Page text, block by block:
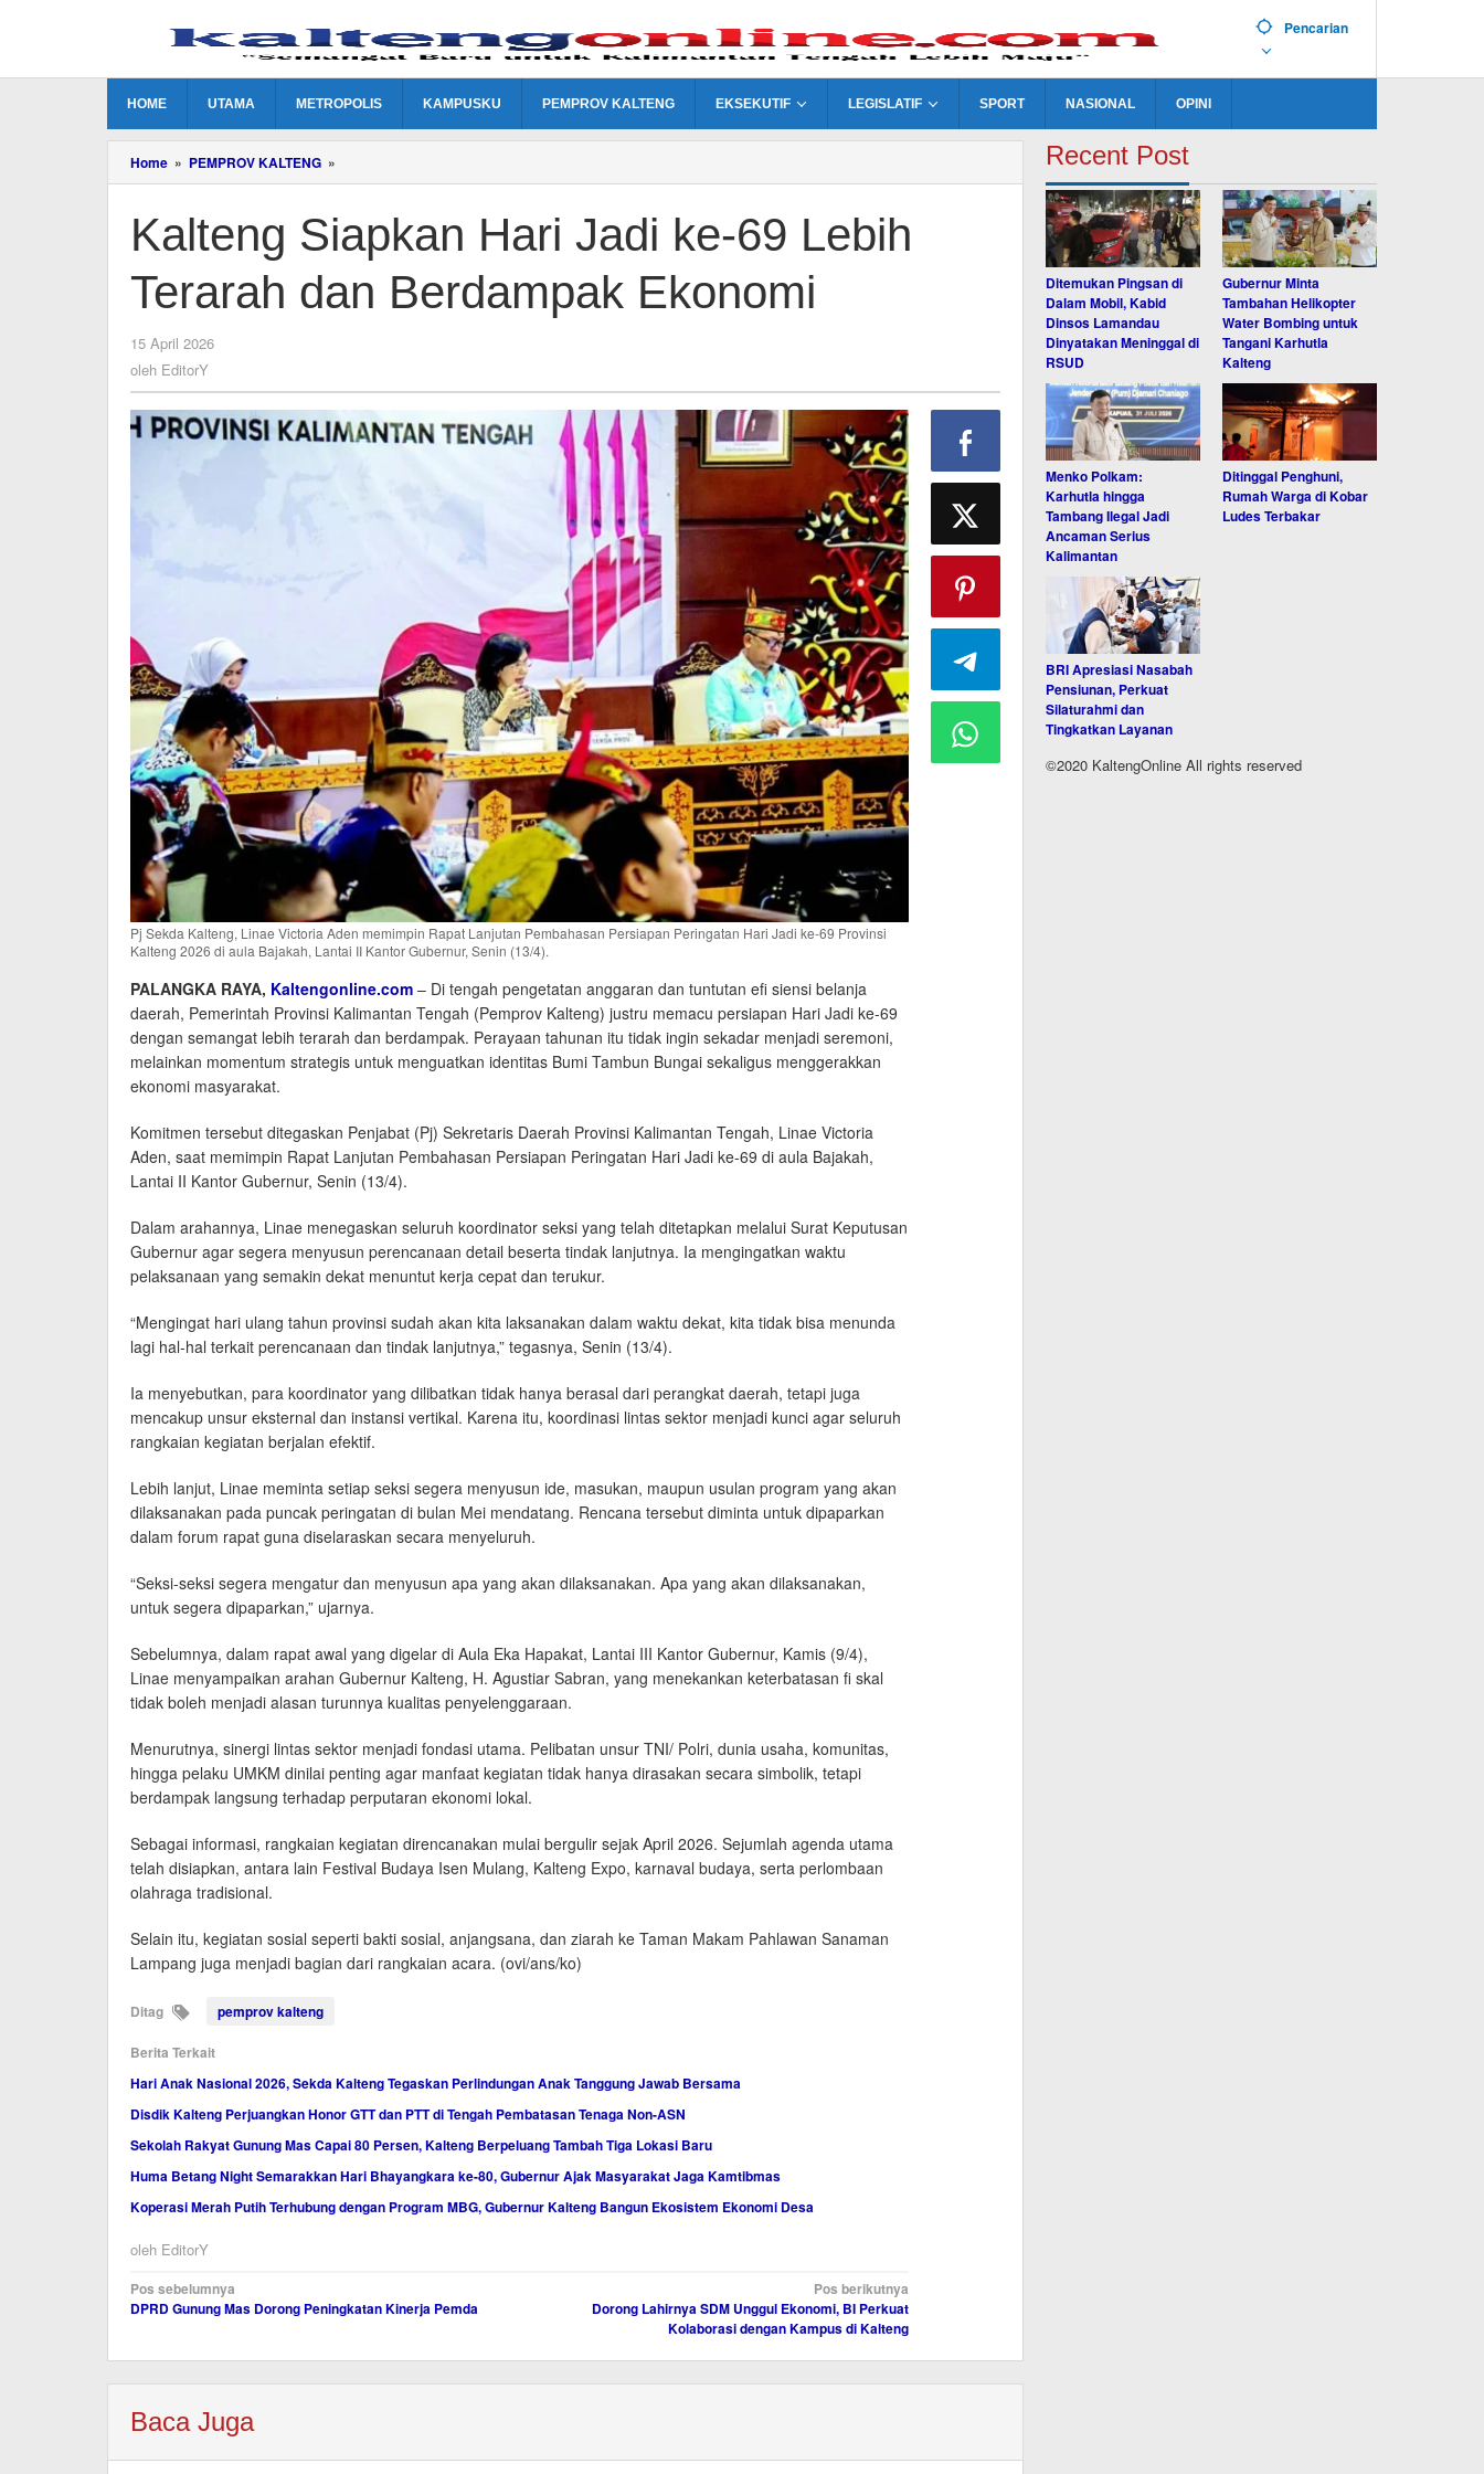
Pencarian
HOME UTAMA METROPOLIS KAMPUSKU PEMPROV KALTENG EKSEKUTIF LEGISLATIF SPORT NASIONAL OPINI
Home » PEMPROV KALTENG »
Siapkan
Jadi
ke-
Lebih
Terarah
Kalteng Siapkan Hari Jadi ke-69 Lebih
Terarah dan Berdampak Ekonomi
15 April 2026
oleh EditorY
Pj Sekda Kalteng, Linae Victoria Aden memimpin Rapat Lanjutan Pembahasan Persiapan Peringatan Hari Jadi ke-69 Provinsi
Kalteng 2026 di aula Bajakah, Lantai II Kantor Gubernur, Senin (13/4).
PALANGKA RAYA, Kaltengonline.com – Di tengah pengetatan anggaran dan tuntutan efi siensi belanja
daerah, Pemerintah Provinsi Kalimantan Tengah (Pemprov Kalteng) justru memacu persiapan Hari Jadi ke-69
dengan semangat lebih terarah dan berdampak. Perayaan tahunan itu tidak ingin sekadar menjadi seremoni,
melainkan momentum strategis untuk menguatkan identitas Bumi Tambun Bungai sekaligus menggerakkan
ekonomi masyarakat.
Komitmen tersebut ditegaskan Penjabat (Pj) Sekretaris Daerah Provinsi Kalimantan Tengah, Linae Victoria
Aden, saat memimpin Rapat Lanjutan Pembahasan Persiapan Peringatan Hari Jadi ke-69 di aula Bajakah,
Lantai II Kantor Gubernur, Senin (13/4).
Dalam arahannya, Linae menegaskan seluruh koordinator seksi yang telah ditetapkan melalui Surat Keputusan
Gubernur agar segera menyusun perencanaan detail beserta tindak lanjutnya. Ia mengingatkan waktu
pelaksanaan yang semakin dekat menuntut kerja cepat dan terukur.
“Mengingat hari ulang tahun provinsi sudah akan kita laksanakan dalam waktu dekat, kita tidak bisa menunda
lagi hal-hal terkait perencanaan dan tindak lanjutnya,” tegasnya, Senin (13/4).
Ia menyebutkan, para koordinator yang dilibatkan tidak hanya berasal dari perangkat daerah, tetapi juga
mencakup unsur eksternal dan instansi vertikal. Karena itu, koordinasi lintas sektor menjadi kunci agar seluruh
rangkaian kegiatan berjalan efektif.
Lebih lanjut, Linae meminta setiap seksi segera menyusun ide, masukan, maupun usulan program yang akan
dilaksanakan pada puncak peringatan di bulan Mei mendatang. Rencana tersebut diminta untuk dipaparkan
dalam forum rapat guna diselaraskan secara menyeluruh.
“Seksi-seksi segera mengatur dan menyusun apa yang akan dilaksanakan. Apa yang akan dilaksanakan,
untuk segera dipaparkan,” ujarnya.
Sebelumnya, dalam rapat awal yang digelar di Aula Eka Hapakat, Lantai III Kantor Gubernur, Kamis (9/4),
Linae menyampaikan arahan Gubernur Kalteng, H. Agustiar Sabran, yang menekankan keterbatasan fi skal
tidak boleh menjadi alasan turunnya kualitas penyelenggaraan.
Menurutnya, sinergi lintas sektor menjadi fondasi utama. Pelibatan unsur TNI/ Polri, dunia usaha, komunitas,
hingga pelaku UMKM dinilai penting agar manfaat kegiatan tidak hanya dirasakan secara simbolik, tetapi
berdampak langsung terhadap perputaran ekonomi lokal.
Sebagai informasi, rangkaian kegiatan direncanakan mulai bergulir sejak April 2026. Sejumlah agenda utama
telah disiapkan, antara lain Festival Budaya Isen Mulang, Kalteng Expo, karnaval budaya, serta perlombaan
olahraga tradisional.
Selain itu, kegiatan sosial seperti bakti sosial, anjangsana, dan ziarah ke Taman Makam Pahlawan Sanaman
Lampang juga menjadi bagian dari rangkaian acara. (ovi/ans/ko)
Ditag pemprov kalteng
Berita Terkait
Hari Anak Nasional 2026, Sekda Kalteng Tegaskan Perlindungan Anak Tanggung Jawab Bersama
Disdik Kalteng Perjuangkan Honor GTT dan PTT di Tengah Pembatasan Tenaga Non-ASN
Sekolah Rakyat Gunung Mas Capai 80 Persen, Kalteng Berpeluang Tambah Tiga Lokasi Baru
Huma Betang Night Semarakkan Hari Bhayangkara ke-80, Gubernur Ajak Masyarakat Jaga Kamtibmas
Koperasi Merah Putih Terhubung dengan Program MBG, Gubernur Kalteng Bangun Ekosistem Ekonomi Desa
oleh EditorY
Navigasi
pos
Pos sebelumnya
DPRD Gunung Mas Dorong Peningkatan Kinerja Pemda
Pos berikutnya
Dorong Lahirnya SDM Unggul Ekonomi, BI Perkuat
Kolaborasi dengan Kampus di Kalteng
Baca Juga
Recent Post
Ditemukan Pingsan di
Dalam Mobil, Kabid
Dinsos Lamandau
Dinyatakan Meninggal di
RSUD
Gubernur Minta
Tambahan Helikopter
Water Bombing untuk
Tangani Karhutla
Kalteng
Menko Polkam:
Karhutla hingga
Tambang Ilegal Jadi
Ancaman Serius
Kalimantan
Ditinggal Penghuni,
Rumah Warga di Kobar
Ludes Terbakar
BRI Apresiasi Nasabah
Pensiunan, Perkuat
Silaturahmi dan
Tingkatkan Layanan
©2020 KaltengOnline All rights reserved